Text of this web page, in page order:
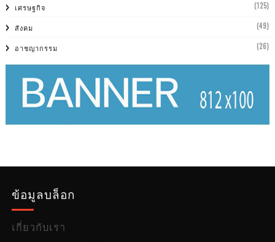
เศรษฐกิจ (125)
สังคม (49)
อาชญากรรม (26)
ข้อมูลบล็อก
เกี่ยวกับเรา